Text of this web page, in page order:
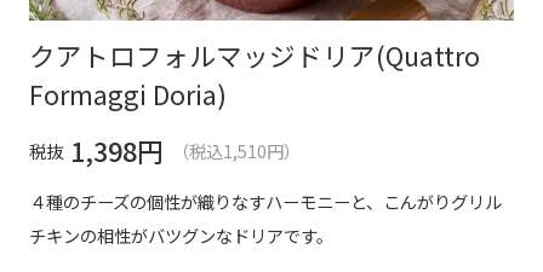
クアトロフォルマッジドリア(Quattro
Formaggi Doria)
税抜 1,398円
（税込1,510円）
４種のチーズの個性が織りなすハーモニーと、こんがりグリル
チキンの相性がバツグンなドリアです。